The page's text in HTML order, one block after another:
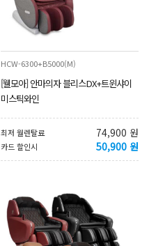
HCW-6300+B5000(M)
[웰모아] 안마의자 블리스DX+트윈샤이
미스틱와인
최저 월렌탈료 74,900 원
카드 할인시 50,900 원